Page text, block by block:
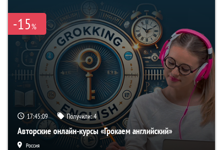
-15%
17:45:08 Получили:4
Авторские онлайн-курсы «Грокаем английский»
Россия